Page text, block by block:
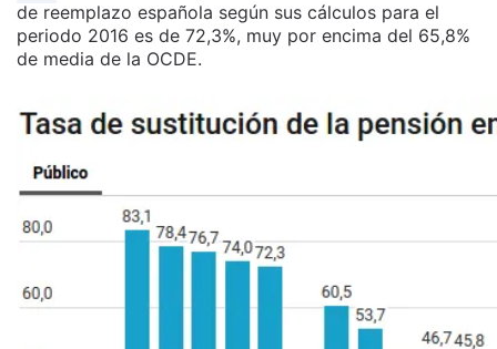
de reemplazo española según sus cálculos para el
periodo 2016 es de 72,3%, muy por encima del 65,8%
de media de la OCDE.